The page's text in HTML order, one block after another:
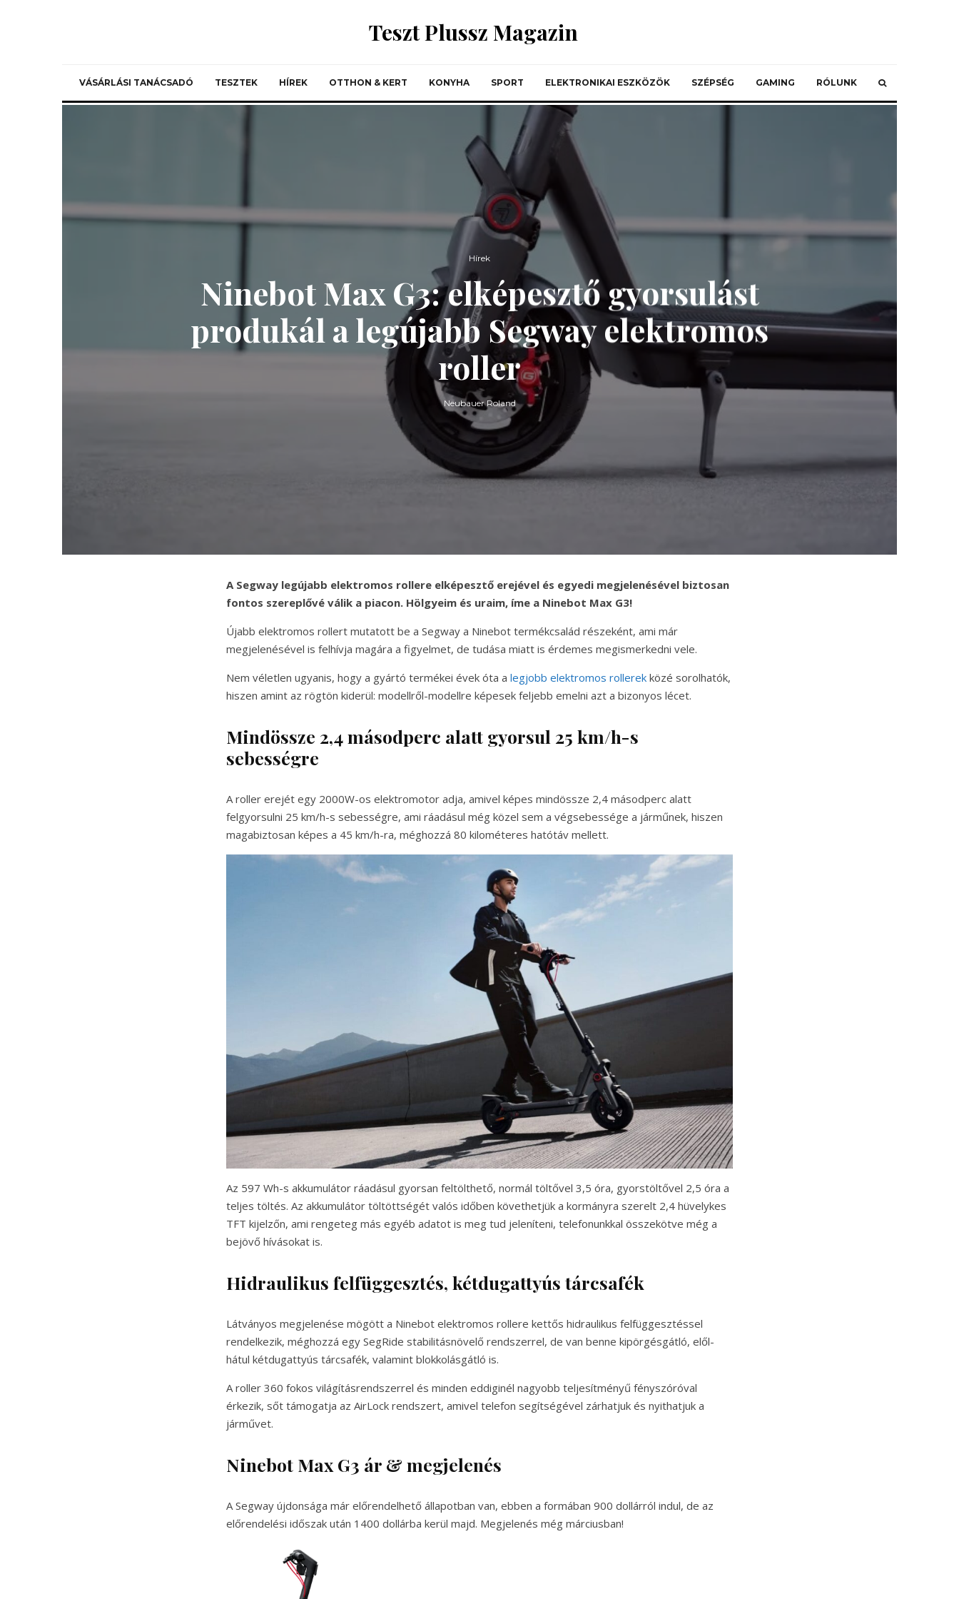
Teszt Plussz Magazin
VÁSÁRLÁSI TANÁCSADÓ TESZTEK HÍREK OTTHON & KERT KONYHA SPORT ELEKTRONIKAI ESZKÖZÖK SZÉPSÉG GAMING RÓLUNK
Hírek
Ninebot Max G3: elképesztő gyorsulást
produkál a legújabb Segway elektromos
roller
Neubauer Roland
A Segway legújabb elektromos rollere elképesztő erejével és egyedi megjelenésével biztosan
fontos szereplővé válik a piacon. Hölgyeim és uraim, íme a Ninebot Max G3!
Újabb elektromos rollert mutatott be a Segway a Ninebot termékcsalád részeként, ami már
megjelenésével is felhívja magára a figyelmet, de tudása miatt is érdemes megismerkedni vele.
Nem véletlen ugyanis, hogy a gyártó termékei évek óta a legjobb elektromos rollerek közé sorolhatók,
hiszen amint az rögtön kiderül: modellről-modellre képesek feljebb emelni azt a bizonyos lécet.
Mindössze 2,4 másodperc alatt gyorsul 25 km/h-s
sebességre
A roller erejét egy 2000W-os elektromotor adja, amivel képes mindössze 2,4 másodperc alatt
felgyorsulni 25 km/h-s sebességre, ami ráadásul még közel sem a végsebessége a járműnek, hiszen
magabiztosan képes a 45 km/h-ra, méghozzá 80 kilométeres hatótáv mellett.
Az 597 Wh-s akkumulátor ráadásul gyorsan feltölthető, normál töltővel 3,5 óra, gyorstöltővel 2,5 óra a
teljes töltés. Az akkumulátor töltöttségét valós időben követhetjük a kormányra szerelt 2,4 hüvelykes
TFT kijelzőn, ami rengeteg más egyéb adatot is meg tud jeleníteni, telefonunkkal összekötve még a
bejövő hívásokat is.
Hidraulikus felfüggesztés, kétdugattyús tárcsafék
Látványos megjelenése mögött a Ninebot elektromos rollere kettős hidraulikus felfüggesztéssel
rendelkezik, méghozzá egy SegRide stabilitásnövelő rendszerrel, de van benne kipörgésgátló, elől-
hátul kétdugattyús tárcsafék, valamint blokkolásgátló is.
A roller 360 fokos világításrendszerrel és minden eddiginél nagyobb teljesítményű fényszóróval
érkezik, sőt támogatja az AirLock rendszert, amivel telefon segítségével zárhatjuk és nyithatjuk a
járművet.
Ninebot Max G3 ár & megjelenés
A Segway újdonsága már előrendelhető állapotban van, ebben a formában 900 dollárról indul, de az
előrendelési időszak után 1400 dollárba kerül majd. Megjelenés még márciusban!